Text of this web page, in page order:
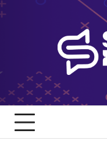
Skip
to